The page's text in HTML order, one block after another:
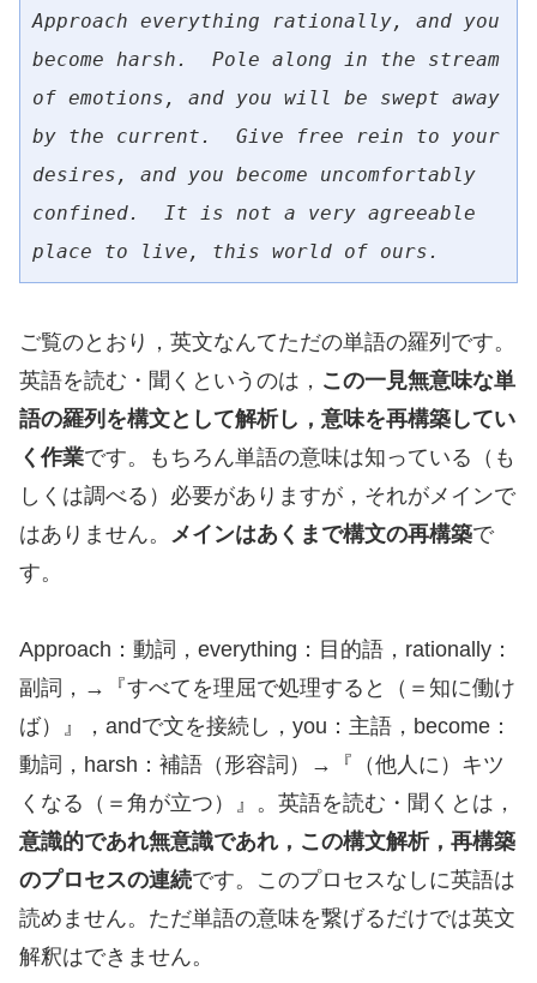
Approach everything rationally, and you
become harsh.  Pole along in the stream
of emotions, and you will be swept away
by the current.  Give free rein to your
desires, and you become uncomfortably
confined.  It is not a very agreeable
place to live, this world of ours.
ご覧のとおり，英文なんてただの単語の羅列です。
英語を読む・聞くというのは， この一見無意味な単
語の羅列を構文として解析し，意味を再構築してい
く作業です。もちろん単語の意味は知っている（も
しくは調べる）必要がありますが，それがメインで
はありません。
メインはあくまで構文の再構築で
す。
Approach：動詞，everything：目的語，rationally：
副詞，→『すべてを理屈で処理すると（＝知に働け
ば）』，andで文を接続し，you：主語，become：
動詞，harsh：補語（形容詞）→『（他人に）キツ
くなる（＝角が立つ）』。英語を読む・聞くとは，
意識的であれ無意識であれ，この構文解析，再構築
のプロセスの連続です。このプロセスなしに英語は
読めません。ただ単語の意味を繋げるだけでは英文
解釈はできません。